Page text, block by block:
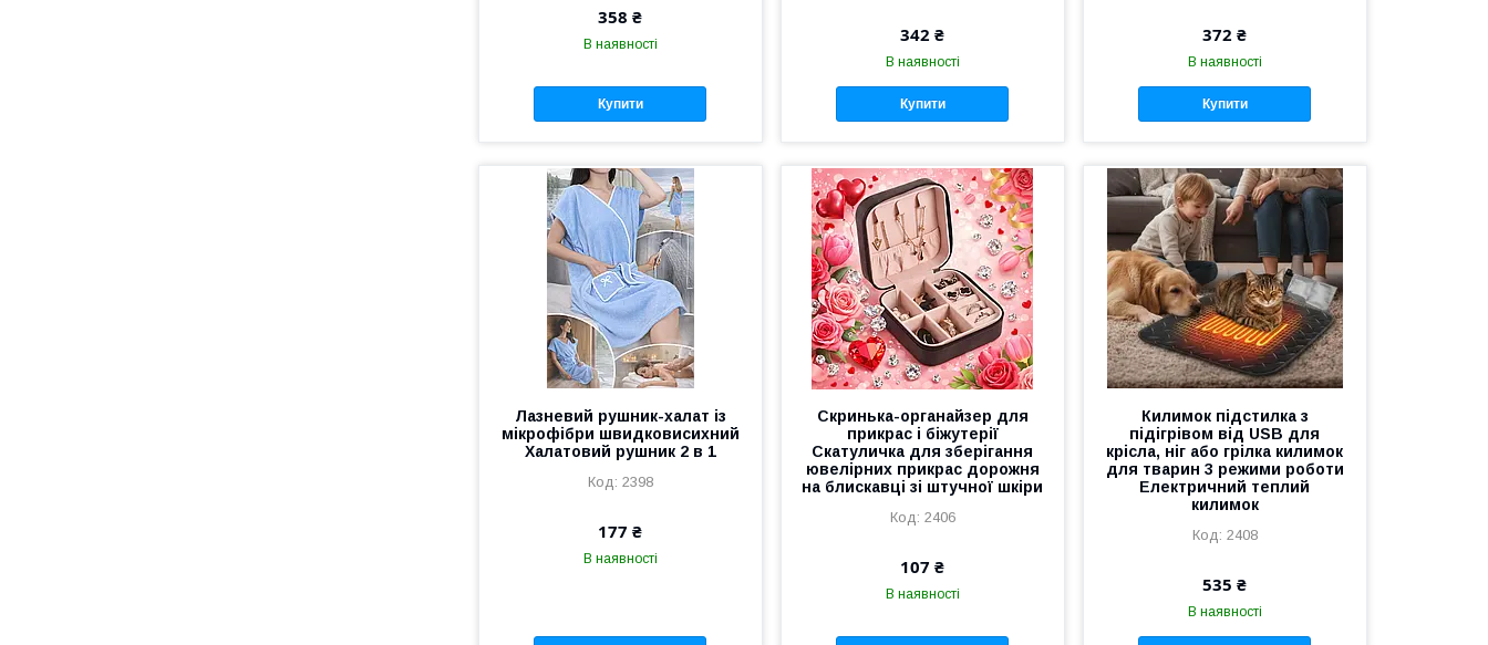
358 ₴
В наявності
Купити
342 ₴
В наявності
Купити
372 ₴
В наявності
Купити
Лазневий рушник-халат із
мікрофібри швидковисихний
Халатовий рушник 2 в 1
2398
177 ₴
В наявності
Скринька-органайзер для
прикрас і біжутерії
Скатуличка для зберігання
ювелірних прикрас дорожня
на блискавці зі штучної шкіри
2406
107 ₴
В наявності
Килимок підстилка з
підігрівом від USB для
крісла, ніг або грілка килимок
для тварин 3 режими роботи
Електричний теплий
килимок
2408
535 ₴
В наявності